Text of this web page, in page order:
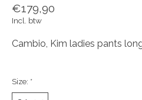
€179,90
Incl. btw
Cambio, Kim ladies pants
Size: *